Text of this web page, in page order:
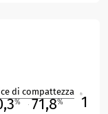
di compattezza
% 71,8% 1